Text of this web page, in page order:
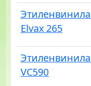
Elvax 265
VC590